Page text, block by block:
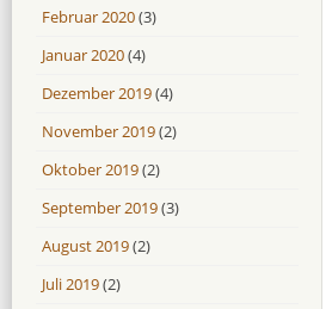
Februar 2020(3)
Januar 2020(4)
Dezember 2019(4)
November 2019(2)
Oktober 2019(2)
September 2019(3)
August 2019(2)
Juli 2019(2)